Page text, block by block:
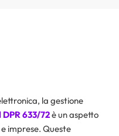
la gestione
633/72è un aspetto
imprese. Queste